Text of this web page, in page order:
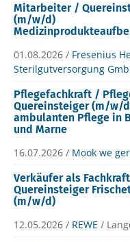
Mitarbeiter /
(m/w/d)
01.08.2026 / Fresenius
Sterilgutversorgung
Pflegefachkraft /
Quereinsteiger (m/w/
ambulanten Pflege in
und Marne
16.07.2026 / Mook we
Verkäufer als
Quereinsteiger
(m/w/d)
12.05.2026 / REWE /